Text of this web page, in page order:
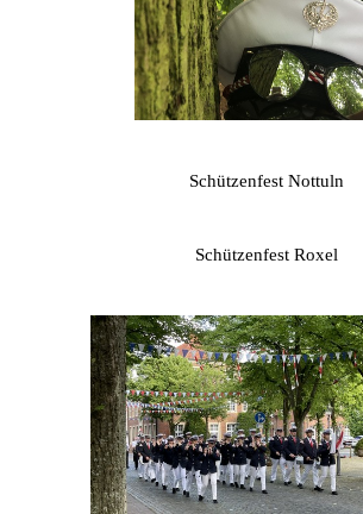
Schützenfest Nottuln
Schützenfest Roxel